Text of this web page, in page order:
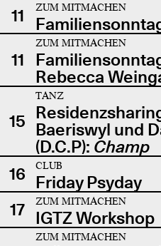
11
ZUM MITMACHEN
11
ZUM MITMACHEN
Rebecca
15
TANZ
Baeriswyl und
(D.C.P): Champ
16
CLUB
Friday Psyday
17
ZUM MITMACHEN
IGTZ Workshop
ZUM MITMACHEN